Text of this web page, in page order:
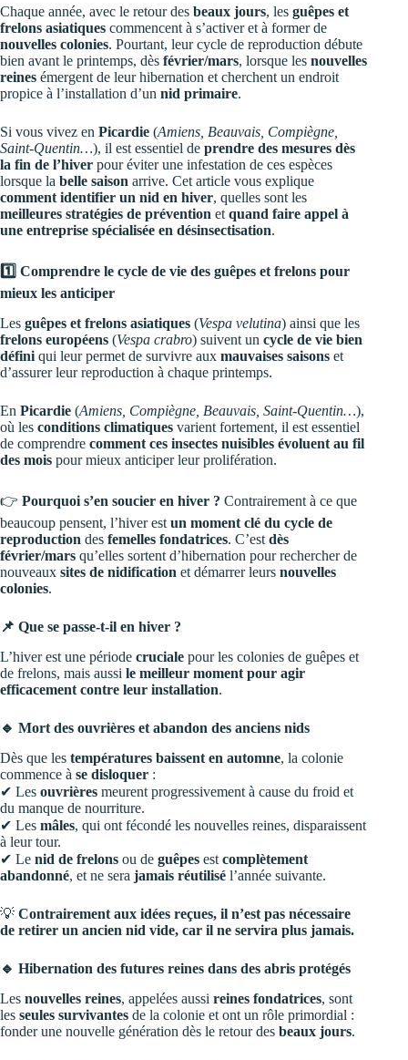
Chaque année, avec le retour des beaux jours, les guêpes et
frelons asiatiques commencent à s’activer et à former de
nouvelles colonies. Pourtant, leur cycle de reproduction débute
bien avant le printemps, dès février/mars, lorsque les nouvelles
reines émergent de leur hibernation et cherchent un endroit
propice à l’installation d’un nid primaire.
Si vous vivez en Picardie (Amiens, Beauvais, Compiègne,
Saint-Quentin…), il est essentiel de prendre des mesures dès
la fin de l’hiver pour éviter une infestation de ces espèces
lorsque la belle saison arrive. Cet article vous explique
comment identifier un nid en hiver, quelles sont les
meilleures stratégies de prévention et quand faire appel à
une entreprise spécialisée en désinsectisation.
1️⃣ Comprendre le cycle de vie des guêpes et frelons pour
mieux les anticiper
Les guêpes et frelons asiatiques (Vespa velutina) ainsi que les
frelons européens (Vespa crabro) suivent un cycle de vie bien
défini qui leur permet de survivre aux mauvaises saisons et
d’assurer leur reproduction à chaque printemps.
En Picardie (Amiens, Compiègne, Beauvais, Saint-Quentin…),
où les conditions climatiques varient fortement, il est essentiel
de comprendre comment ces insectes nuisibles évoluent au fil
des mois pour mieux anticiper leur prolifération.
👉 Pourquoi s’en soucier en hiver ? Contrairement à ce que
beaucoup pensent, l’hiver est un moment clé du cycle de
reproduction des femelles fondatrices. C’est dès
février/mars qu’elles sortent d’hibernation pour rechercher de
nouveaux sites de nidification et démarrer leurs nouvelles
colonies.
📌 Que se passe-t-il en hiver ?
L’hiver est une période cruciale pour les colonies de guêpes et
de frelons, mais aussi le meilleur moment pour agir
efficacement contre leur installation.
🔹 Mort des ouvrières et abandon des anciens nids
Dès que les températures baissent en automne, la colonie
commence à se disloquer :
✔ Les ouvrières meurent progressivement à cause du froid et
du manque de nourriture.
✔ Les mâles, qui ont fécondé les nouvelles reines, disparaissent
à leur tour.
✔ Le nid de frelons ou de guêpes est complètement
abandonné, et ne sera jamais réutilisé l’année suivante.
💡 Contrairement aux idées reçues, il n’est pas nécessaire
de retirer un ancien nid vide, car il ne servira plus jamais.
🔹 Hibernation des futures reines dans des abris protégés
Les nouvelles reines, appelées aussi reines fondatrices, sont
les seules survivantes de la colonie et ont un rôle primordial :
fonder une nouvelle génération dès le retour des beaux jours.